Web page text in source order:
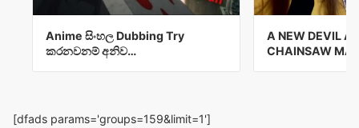
Anime සිංහල Dubbing Try
කරනවනම් අනිව…
A NEW DEVIL
CHAINSAW
[dfads params='groups=159&limit=1']